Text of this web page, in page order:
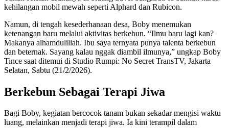
kehilangan mobil mewah seperti Alphard dan Rubicon.
Namun, di tengah kesederhanaan desa, Boby menemukan
ketenangan baru melalui aktivitas berkebun. “Ilmu baru lagi kan?
Makanya alhamdulillah. Ibu saya ternyata punya talenta berkebun
dan beternak. Sayang kalau nggak diambil ilmunya,” ungkap Boby
Tince saat ditemui di Studio Rumpi: No Secret TransTV, Jakarta
Selatan, Sabtu (21/2/2026).
Berkebun Sebagai Terapi Jiwa
Bagi Boby, kegiatan bercocok tanam bukan sekadar mengisi waktu
luang, melainkan menjadi terapi jiwa. Ia kini terampil dalam